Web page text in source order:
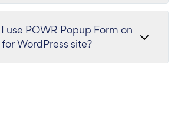
use POWR Popup Form on
WordPress site?